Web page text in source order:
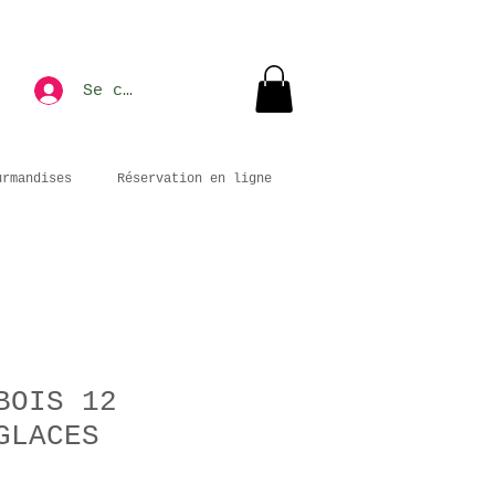
Se connecter
Réservation en ligne
12